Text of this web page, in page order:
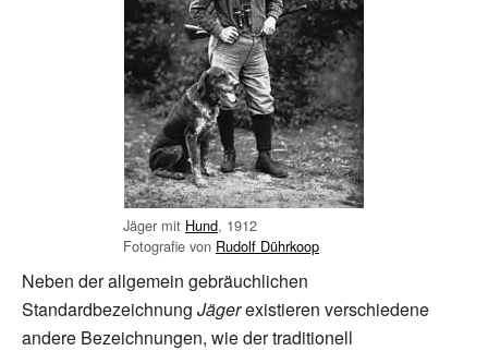
Jäger mit Hund, 1912
Fotografie von Rudolf Dührkoop
Neben der allgemein gebräuchlichen
Standardbezeichnung Jägerexistieren verschiedene
andere Bezeichnungen, wie der traditionell